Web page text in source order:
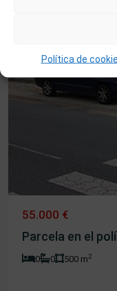
Política de
55.000 €
Parcela en el
0 0 500 m2